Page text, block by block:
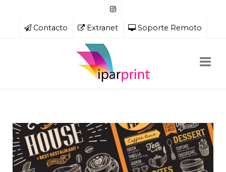
Contacto Extranet Soporte Remoto